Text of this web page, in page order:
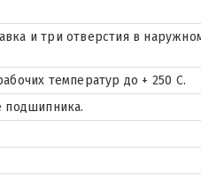
и три отверстия в
температур до + 250 С.
подшипника.